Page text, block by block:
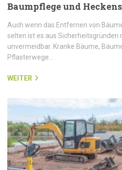
Baumpflege und
Auch wenn das Entfernen von
selten ist es aus Sicherheitsgründen
unvermeidbar. Kranke Bäume,
Pflasterwege…
WEITER